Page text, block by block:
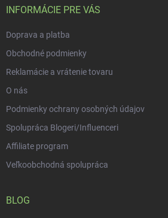
INFORMÁCIE PRE VÁS
Doprava a platba
Obchodné podmienky
Reklamácie a vrátenie tovaru
O nás
Podmienky ochrany osobných údajov
Spolupráca Blogeri/Influenceri
Affiliate program
Veľkoobchodná spolupráca
BLOG